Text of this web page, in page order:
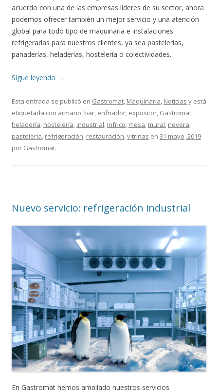
acuerdo con una de las empresas líderes de su sector, ahora
podemos ofrecer también un mejor servicio y una atención
global para todo tipo de maquinaria e instalaciones
refrigeradas para nuestros clientes, ya sea pastelerías,
panaderías, heladerías, hostelería o colectividades.
Sigue leyendo →
Esta entrada se publicó en Gastromat, Maquinaria, Noticias y está
etiquetada con armario, bar, enfriador, expositor, Gastromat,
heladería, hostelería, industrial, Infrico, mesa, mural, nevera,
pastelería, refrigeración, restauración,vitrinas en 31 mayo, 2019
por Gastromat.
Nuevo servicio: refrigeración industrial
En Gastromat hemos ampliado nuestros servicios